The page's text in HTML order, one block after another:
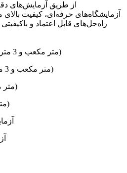
آزمایشگاه‌های حرفه‌ای، کیفیت
راه‌حل‌های قابل اعتماد و
محفظه CADR (1 متر مکعب و 3 متر مکعب)
محفظه CADR (30 متر مکعب)